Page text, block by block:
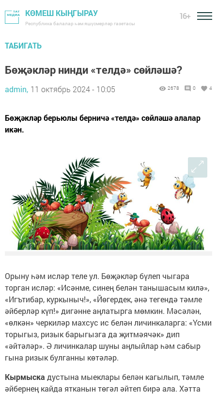
КӨМЕШ КЫҢГЫРАУ
Республика балалар һәм яшүсмерләр газетасы
16+
ТАБИГАТЬ
Бөҗәкләр нинди «телдә» сөйләшә?
admin, 11 октябрь 2024 - 10:05 2678 0 4
Бөҗәкләр берьюлы берничә «телдә» сөйләшә алалар
икән.
Орыну һәм исләр теле ул. Бөҗәкләр бүлеп чыгара
торган исләр: «Исәнме, синең белән танышасым килә»,
«Игътибар, куркыныч!», «Йөгердек, әнә тегендә тәмле
әйберләр күп!» дигәнне аңлатырга мөмкин. Мәсәлән,
«өлкән» черкиләр махсус ис белән личинкаларга: «Үсми
торыгыз, ризык барыгызга да җитмәячәк» дип
«әйтәләр». Ә личинкалар шуны аңлыйлар һәм сабыр
гына ризык булганны көтәләр.
Кырмыска дустына мыеклары белән кагылып, тәмле
әйбернең кайда ятканын төгәл әйтеп бирә ала. Хәтта